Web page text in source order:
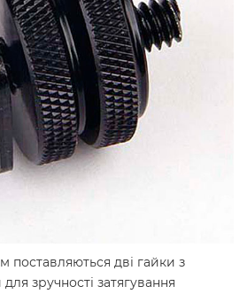
поставляються дві гайки з
зручності затягування